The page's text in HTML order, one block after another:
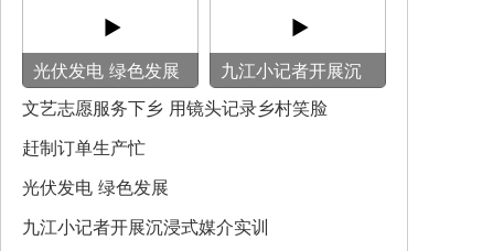
光伏发电 绿色发展
九江小记者开展沉
浸式媒介实训
文艺志愿服务下乡 用镜头记录乡村笑脸
赶制订单生产忙
光伏发电 绿色发展
九江小记者开展沉浸式媒介实训